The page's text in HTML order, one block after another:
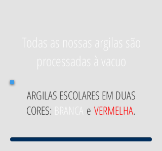
Todas as nossas argilas são
processadas à vacuo
ARGILAS ESCOLARES EM DUAS
CORES: BRANCA e VERMELHA.